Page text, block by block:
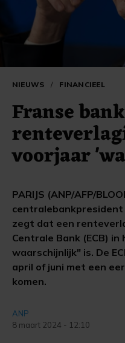
NIEUWS / FINANCIEEL
Franse
voorjaar
PARIJS (ANP/AFP/
centralebankpresident
zegt dat een
Centrale Bank (ECB)
waarschijnlijk" is. De
april of juni met een
komen.
ANP
8 maart 2024 - 12:10